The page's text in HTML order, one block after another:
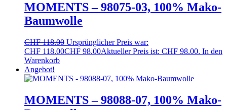
MOMENTS – 98075-03, 100% Mako-
Baumwolle
CHF118.00 Ursprünglicher Preis war:
CHF 118.00CHF 98.00Aktueller Preis ist: CHF 98.00. In den
Warenkorb
Angebot!
MOMENTS – 98088-07, 100% Mako-